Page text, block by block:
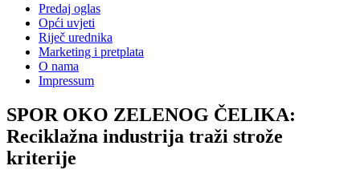
Predaj oglas
Opći uvjeti
Riječ urednika
Marketing i pretplata
O nama
Impressum
SPOR OKO ZELENOG ČELIKA:
Reciklažna industrija traži strože
kriterije